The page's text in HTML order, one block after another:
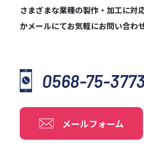
さまざまな業種の製作・加工に対
かメールにてお気軽にお問い合
0568-75-
メールフォーム